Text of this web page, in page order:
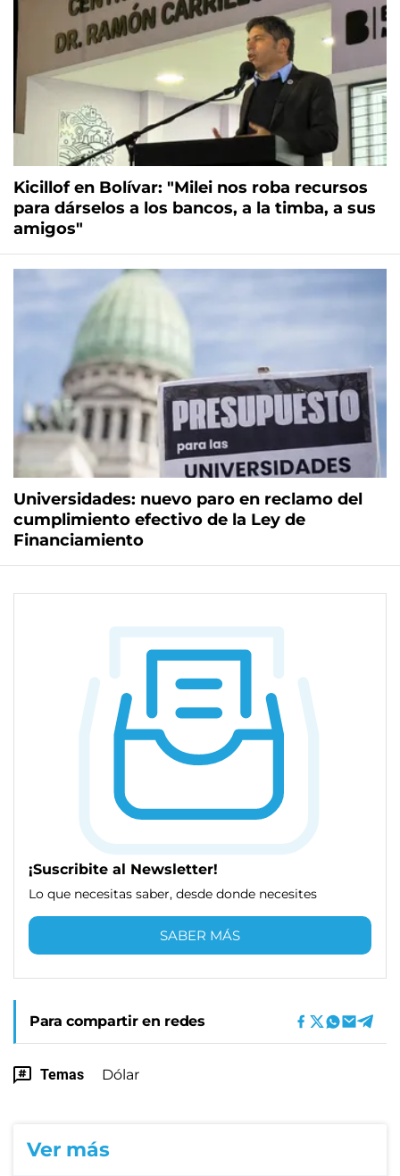
Kicillof en Bolívar: "Milei nos roba recursos
para dárselos a los bancos, a la timba, a sus
amigos"
Universidades: nuevo paro en reclamo del
cumplimiento efectivo de la Ley de
Financiamiento
¡Suscribite al Newsletter!
Lo que necesitas saber, desde donde necesites
SABER MÁS
Para compartir en redes
Temas Dólar
Ver más